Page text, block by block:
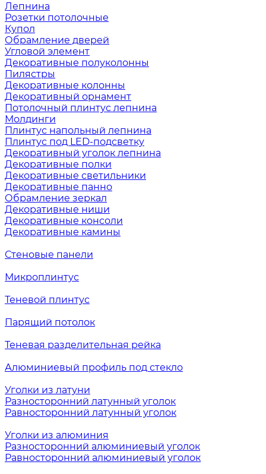
Лепнина
Розетки потолочные
Купол
Обрамление дверей
Угловой элемент
Декоративные полуколонны
Пилястры
Декоративные колонны
Декоративный орнамент
Потолочный плинтус лепнина
Молдинги
Плинтус напольный лепнина
Плинтус под LED-подсветку
Декоративный уголок лепнина
Декоративные полки
Декоративные светильники
Декоративные панно
Обрамление зеркал
Декоративные ниши
Декоративные консоли
Декоративные камины
Стеновые панели
Микроплинтус
Теневой плинтус
Парящий потолок
Теневая разделительная рейка
Алюминиевый профиль под стекло
Уголки из латуни
Разносторонний латунный уголок
Равносторонний латунный уголок
Уголки из алюминия
Разносторонний алюминиевый уголок
Равносторонний алюминиевый уголок